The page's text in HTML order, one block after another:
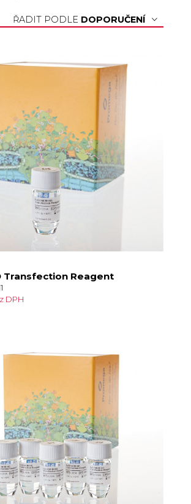
ŘADIT PODLE DOPORUČENÍ
Transfection Reagent
DPH